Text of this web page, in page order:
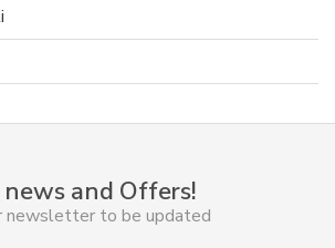
news and Offers!
newsletter to be updated